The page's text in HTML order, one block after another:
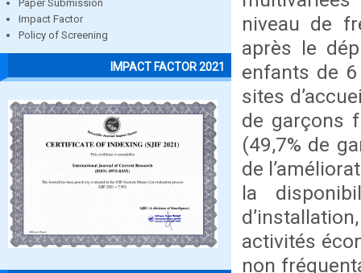
Paper Submission
Impact Factor
Policy of Screening
IMPACT FACTOR 2021
niveau de
après le
enfants de
sites
de garçons
(49,7% de
de
la
activités
non